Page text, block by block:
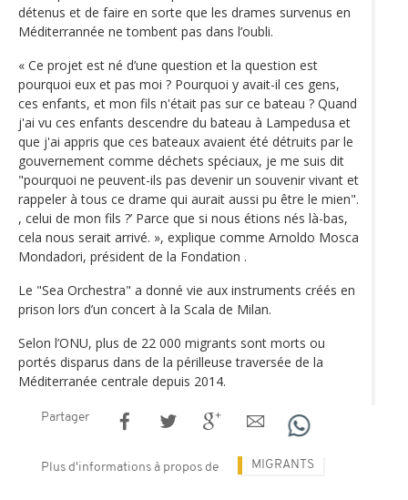
détenus et de faire en sorte que les drames survenus en
Méditerrannée ne tombent pas dans l’oubli.
« Ce projet est né d’une question et la question est
pourquoi eux et pas moi ? Pourquoi y avait-il ces gens,
ces enfants, et mon fils n'était pas sur ce bateau ? Quand
j'ai vu ces enfants descendre du bateau à Lampedusa et
que j'ai appris que ces bateaux avaient été détruits par le
gouvernement comme déchets spéciaux, je me suis dit
"pourquoi ne peuvent-ils pas devenir un souvenir vivant et
rappeler à tous ce drame qui aurait aussi pu être le mien".
, celui de mon fils ?’ Parce que si nous étions nés là-bas,
cela nous serait arrivé. », explique comme Arnoldo Mosca
Mondadori, président de la Fondation .
Le "Sea Orchestra" a donné vie aux instruments créés en
prison lors d’un concert à la Scala de Milan.
Selon l’ONU, plus de 22 000 migrants sont morts ou
portés disparus dans de la périlleuse traversée de la
Méditerranée centrale depuis 2014.
Partager
Plus d'informations à propos de MIGRANTS